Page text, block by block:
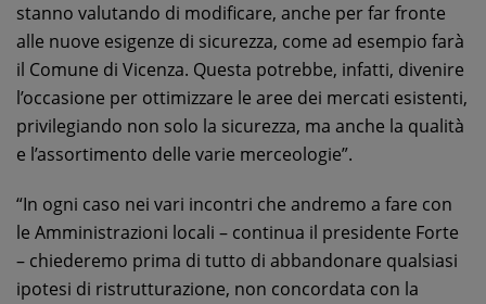
stanno valutando di modificare, anche per far fronte
alle nuove esigenze di sicurezza, come ad esempio farà
il Comune di Vicenza. Questa potrebbe, infatti, divenire
l’occasione per ottimizzare le aree dei mercati esistenti,
privilegiando non solo la sicurezza, ma anche la qualità
e l’assortimento delle varie merceologie”.
“In ogni caso nei vari incontri che andremo a fare con
le Amministrazioni locali – continua il presidente Forte
– chiederemo prima di tutto di abbandonare qualsiasi
ipotesi di ristrutturazione, non concordata con la